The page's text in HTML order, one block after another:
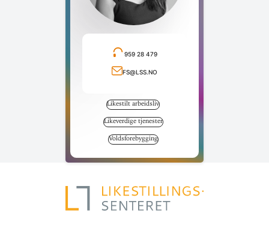
959 28 479
Ring telefonnummer
fs@lss.no
Send e-post
Likestilt arbeidsliv
Likeverdige tjenester
Voldsforebygging